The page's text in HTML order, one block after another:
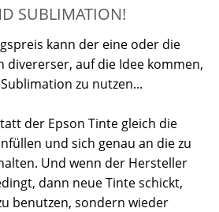
SUBLIMATION!
kann der eine oder die
divererser, auf die Idee kommen,
zu nutzen...
der Epson Tinte gleich die
und sich genau an die zu
Und wenn der Hersteller
dann neue Tinte schickt,
benutzen, sondern wieder